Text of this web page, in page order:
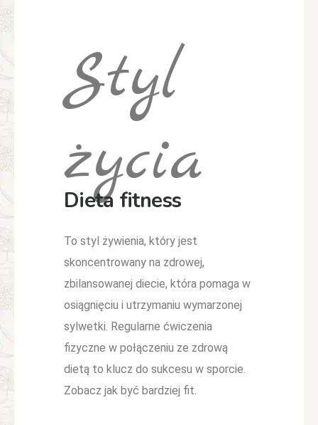
Styl
życia
Dieta fitness
To styl żywienia, który jest
skoncentrowany na zdrowej,
zbilansowanej diecie, która pomaga w
osiągnięciu i utrzymaniu wymarzonej
sylwetki. Regularne ćwiczenia
fizyczne w połączeniu ze zdrową
dietą to klucz do sukcesu w sporcie.
Zobacz jak być bardziej fit.